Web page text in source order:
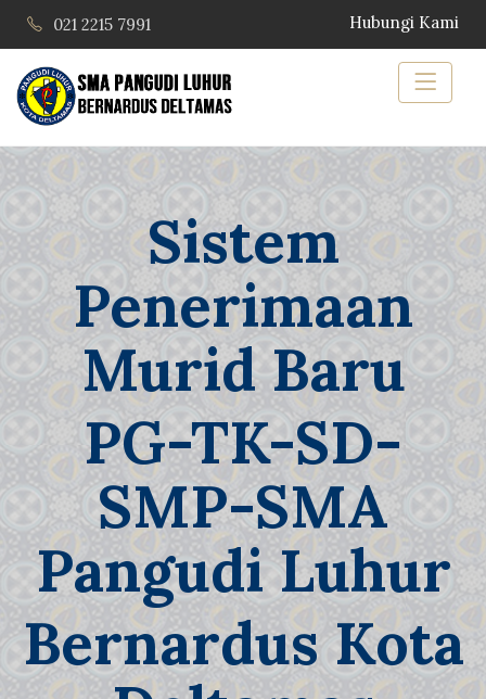
021 2215 7991 Hubungi Kami
Sistem
Penerimaan
Murid Baru
PG-TK-SD-
SMP-SMA
Pangudi Luhur
Bernardus Kota